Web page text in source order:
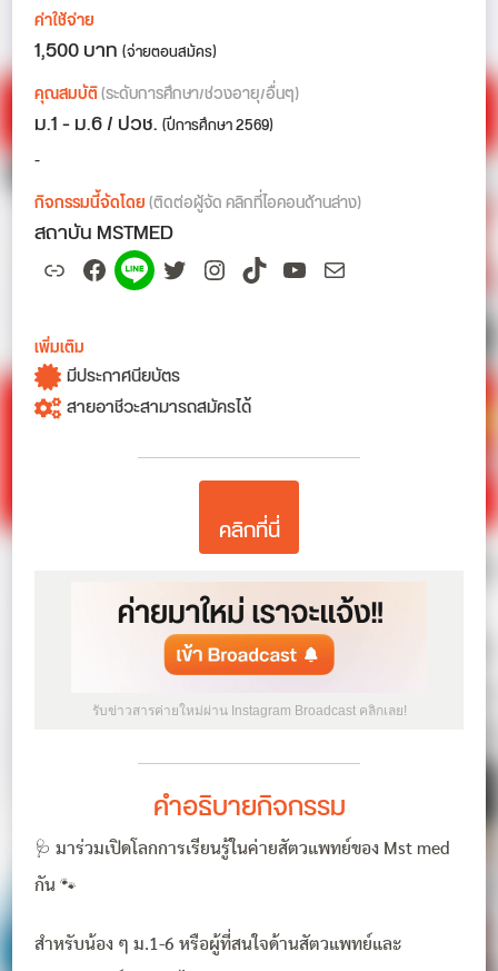
ค่าใช้จ่าย
1,500 บาท(จ่ายตอนสมัคร)
คุณสมบัติ(ระดับการศึกษา/ช่วงอายุ/อื่นๆ)
ม.1 - ม.6 / ปวช.(ปีการศึกษา 2569)
-
กิจกรรมนี้จัดโดย(ติดต่อผู้จัด คลิกที่ไอคอนด้านล่าง)
สถาบัน MSTMED
LinkFacebook
SpotifyTwitterInstagram
TikTokYouTube
Mail
เพิ่มเติม
มีประกาศนียบัตร
สายอาชีวะสามารถสมัครได้
คลิกที่นี่
รับข่าวสารค่ายใหม่ผ่าน Instagram Broadcast คลิกเลย!
คำอธิบายกิจกรรม
🩺 มาร่วมเปิดโลกการเรียนรู้ในค่ายสัตวแพทย์ของ Mst med
กัน 🐾
สำหรับน้อง ๆ ม.1-6 หรือผู้ที่สนใจด้านสัตวแพทย์และ